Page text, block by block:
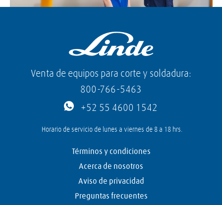
Venta de equipos para corte y soldadura:
800-766-5463
+52 55 4600 1542
Horario de servicio de lunes a viernes de 8 a 18 hrs.
Términos y condiciones
Acerca de nosotros
Aviso de privacidad
Preguntas frecuentes